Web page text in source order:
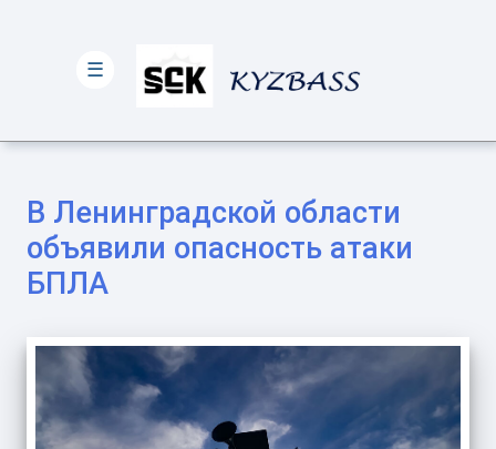
В Ленинградской области
объявили опасность атаки
БПЛА
☰